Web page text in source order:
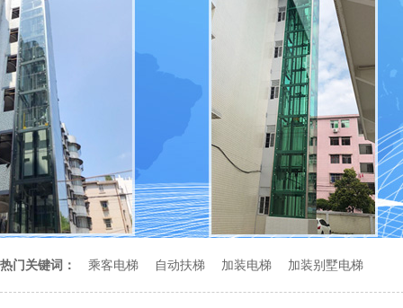
热门关键词： 乘客电梯 自动扶梯 加装电梯 加装别墅电梯